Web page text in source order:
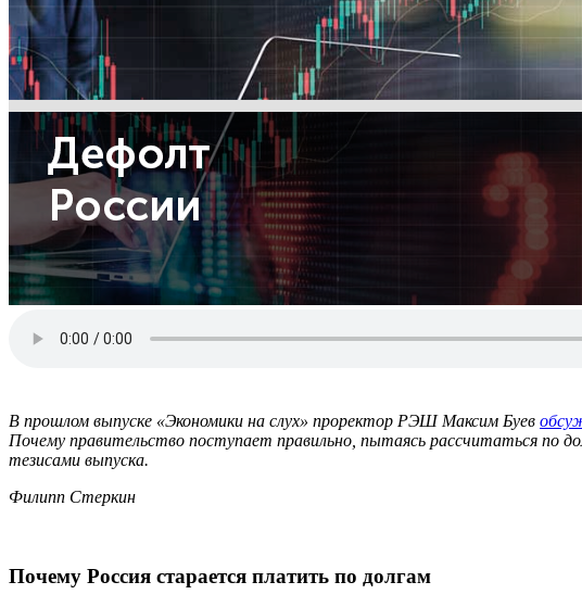
В прошлом выпуске «Экономики на слух» проректор РЭШ Максим Буев
Почему правительство поступает правильно, пытаясь рассчитаться по
тезисами выпуска.
Филипп Стеркин
Почему Россия старается платить по долгам